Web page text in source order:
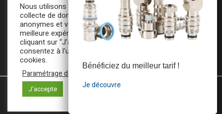
BEWEPLAST– Machines & pérhiphériques
PRODOPTIM– Table d’entretien pour moules d’injection
Mentions légales et Politique de confidentialité
Nous utilisons des cookies pour la
collecte de données statistiques
anonymes et vous assurer une
meilleure expérience de navigation. En
cliquant sur “J'accepte”, vous
consentez à l'utilisation de tous ces
cookies.
Paramétrage des cookies
J'accepte
Bénéficiez du meilleur tarif !
Je découvre